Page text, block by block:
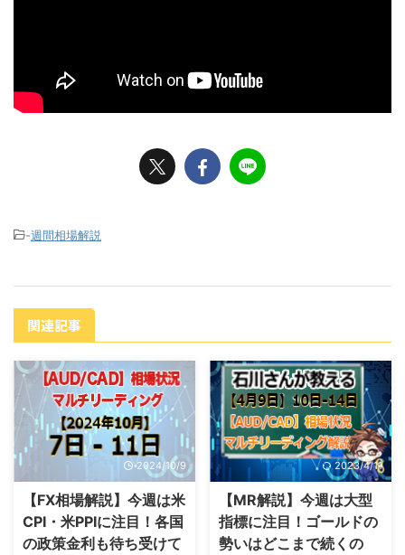
-週間相場解説
関連記事
2024/10/9
【FX相場解説】今週は米
CPI・米PPIに注目！各国
の政策金利も待ち受けて
2023/4/11
【MR解説】今週は大型
指標に注目！ゴールドの
勢いはどこまで続くの